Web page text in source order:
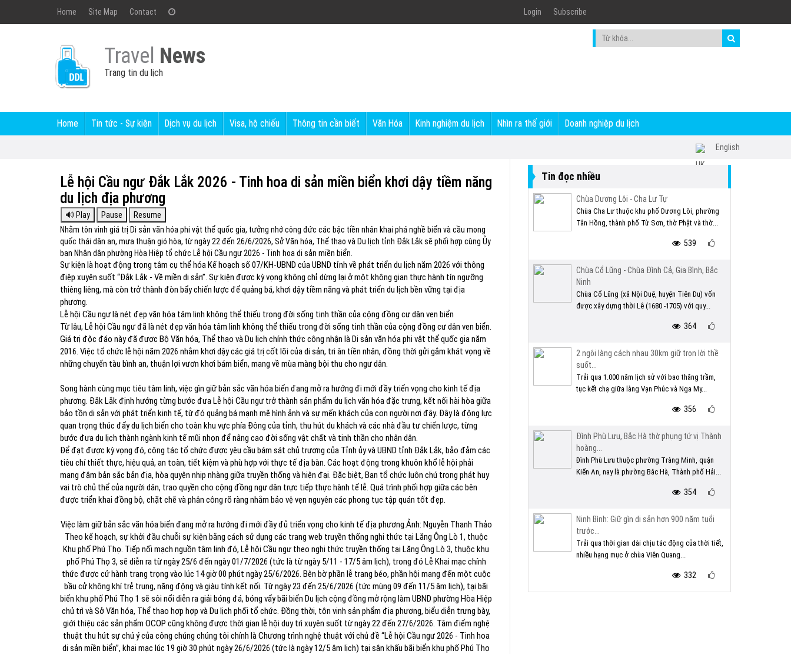
Home Site Map Contact Login Subscribe
Travel News
Trang tin du lịch
Home Tin tức - Sự kiện Dịch vụ du lịch Visa, hộ chiếu Thông tin cần biết Văn Hóa Kinh nghiệm du lịch Nhìn ra thế giới Doanh nghiệp du lịch
English
Lễ hội Cầu ngư Đắk Lắk 2026 - Tinh hoa di sản miền biển khơi dậy tiềm năng
du lịch địa phương
Nhằm tôn vinh giá trị Di sản văn hóa phi vật thể quốc gia, tưởng nhớ công đức các bậc tiền nhân khai phá nghề biển và cầu mong
quốc thái dân an, mưa thuận gió hòa, từ ngày 22 đến 26/6/2026, Sở Văn hóa, Thể thao và Du lịch tỉnh Đắk Lắk sẽ phối hợp cùng Ủy
ban Nhân dân phường Hòa Hiệp tổ chức Lễ hội Cầu ngư 2026 - Tinh hoa di sản miền biển.
Sự kiện là hoạt động trọng tâm cụ thể hóa Kế hoạch số 07/KH-UBND của UBND tỉnh về phát triển du lịch năm 2026 với thông
điệp xuyên suốt “Đắk Lắk - Về miền di sản”. Sự kiện được kỳ vọng không chỉ dừng lại ở một không gian thực hành tín ngưỡng
thiêng liêng, mà còn trở thành đòn bẩy chiến lược để quảng bá, khơi dậy tiềm năng và phát triển du lịch bền vững tại địa
phương.
Lễ hội Cầu ngư là nét đẹp văn hóa tâm linh không thể thiếu trong đời sống tinh thần của cộng đồng cư dân ven biển
Từ lâu, Lễ hội Cầu ngư đã là nét đẹp văn hóa tâm linh không thể thiếu trong đời sống tinh thần của cộng đồng cư dân ven biển.
Giá trị độc đáo này đã được Bộ Văn hóa, Thể thao và Du lịch chính thức công nhận là Di sản văn hóa phi vật thể quốc gia năm
2016. Việc tổ chức lễ hội năm 2026 nhằm khơi dậy các giá trị cốt lõi của di sản, tri ân tiền nhân, đồng thời gửi gắm khát vọng về
những chuyến tàu bình an, thuận lợi vươn khơi bám biển, mang về mùa màng bội thu cho ngư dân.
Song hành cùng mục tiêu tâm linh, việc gìn giữ bản sắc văn hóa biển đang mở ra hướng đi mới đầy triển vọng cho kinh tế địa
phương. Đắk Lắk định hướng từng bước đưa Lễ hội Cầu ngư trở thành sản phẩm du lịch văn hóa đặc trưng, kết nối hài hòa giữa
bảo tồn di sản với phát triển kinh tế, từ đó quảng bá mạnh mẽ hình ảnh và sự mến khách của con người nơi đây. Đây là động lực
quan trọng thúc đẩy du lịch biển cho toàn khu vực phía Đông của tỉnh, thu hút du khách và các nhà đầu tư chiến lược, từng
bước đưa du lịch thành ngành kinh tế mũi nhọn để nâng cao đời sống vật chất và tinh thần cho nhân dân.
Để đạt được kỳ vọng đó, công tác tổ chức được yêu cầu bám sát chủ trương của Tỉnh ủy và UBND tỉnh Đắk Lắk, bảo đảm các
tiêu chí thiết thực, hiệu quả, an toàn, tiết kiệm và phù hợp với thực tế địa bàn. Các hoạt động trong khuôn khổ lễ hội phải
mang đậm bản sắc bản địa, hòa quyện nhịp nhàng giữa truyền thống và hiện đại. Đặc biệt, Ban tổ chức luôn chú trọng phát huy
vai trò chủ thể của người dân, trao quyền cho cộng đồng ngư dân trực tiếp thực hành tế lễ. Quá trình phối hợp giữa các bên
được triển khai đồng bộ, chặt chẽ và phân công rõ ràng nhằm bảo vệ vẹn nguyên các phong tục tập quán tốt đẹp.
Việc làm giữ bản sắc văn hóa biển đang mở ra hướng đi mới đầy đủ triển vọng cho kinh tế địa phương.Ảnh: Nguyễn Thanh Thảo
Theo kế hoạch, sự khởi đầu chuỗi sự kiện bằng cách sử dụng các trang web truyền thống nghi thức tại Lăng Ông Lò 1, thuộc
Khu phố Phú Thọ. Tiếp nối mạch nguồn tâm linh đó, Lễ hội Cầu ngư theo nghi thức truyền thống tại Lăng Ông Lò 3, thuộc khu
phố Phú Thọ 3, sẽ diễn ra từ ngày 25/6 đến ngày 01/7/2026 (tức là từ ngày 5/11 - 17/5 âm lịch), trong đó Lễ Khai mạc chính
thức được cử hành trang trọng vào lúc 14 giờ 00 phút ngày 25/6/2026. Bên bờ phần lễ trang béo, phần hội mang đến một cuộc
bầu cử không khí trẻ trung, năng động và giàu tính kết nối. Từ ngày 23 đến 25/6/2026 (tức mùng 09 đến 11/5 âm lịch), tại bãi
biển khu phố Phú Thọ 1 sẽ sôi nổi diễn ra giải bóng đá, bóng vẩy bãi biển Du lịch cộng đồng mở rộng làm UBND phường Hòa Hiệp
chủ trì và Sở Văn hóa, Thể thao hợp hợp và Du lịch phối tổ chức. Đồng thời, tôn vinh sản phẩm địa phương, biểu diễn trưng bày,
giới thiệu các sản phẩm OCOP cũng không được thời gian lễ hội duy trì xuyên suốt từ ngày 22 đến 27/6/2026. Tâm điểm nghệ
thuật thu hút sự chú ý của công chúng chúng tôi chính là Chương trình nghệ thuật với chủ đề “Lễ hội Cầu ngư 2026 - Tinh hoa
di sản miền biển”, khai mạc lúc 19 giờ 30 phút ngày 26/6/2026 (tức là ngày 12/5 âm lịch) tại sân khấu bãi biển khu phố Phú Thọ
Tin đọc nhiều
Chùa Dương Lôi - Cha Lư Tự
Chùa Cha Lư thuộc khu phố Dương Lôi, phường
Tân Hồng, thành phố Từ Sơn, thờ Phật và thờ...
539
Chùa Cổ Lũng - Chùa Đình Cả, Gia Bình, Bắc
Ninh
Chùa Cổ Lũng (xã Nội Duệ, huyện Tiên Du) vốn
được xây dựng thời Lê (1680 -1705) với quy...
364
2 ngôi làng cách nhau 30km giữ trọn lời thề
suốt...
Trải qua 1.000 năm lịch sử với bao thăng trầm,
tục kết chạ giữa làng Vạn Phúc và Nga My...
356
Đình Phù Lưu, Bắc Hà thờ phụng tứ vị Thành
hoàng...
Đình Phù Lưu thuộc phường Tràng Minh, quận
Kiến An, nay là phường Bắc Hà, Thành phố Hải...
354
Ninh Bình: Giữ gìn di sản hơn 900 năm tuổi
trước...
Trải qua thời gian dài chịu tác động của thời tiết,
nhiều hạng mục ở chùa Viên Quang...
332